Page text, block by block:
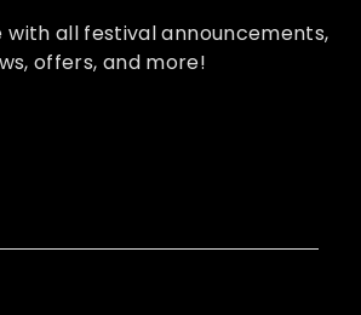
with all festivalannouncements,
offers, and more!